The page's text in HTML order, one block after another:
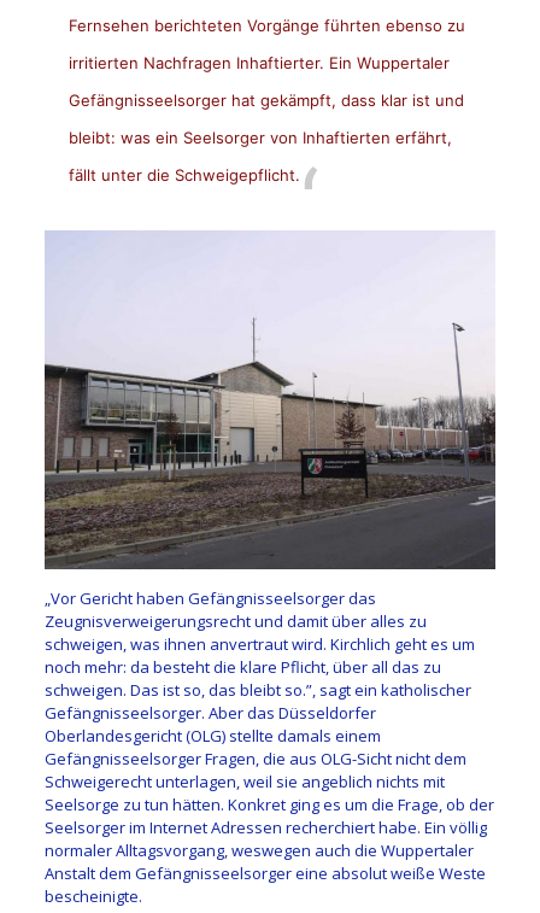
Fernsehen berichteten Vorgänge führten ebenso zu
irritierten Nachfragen Inhaftierter. Ein Wuppertaler
Gefängnisseelsorger hat gekämpft, dass klar ist und
bleibt: was ein Seelsorger von Inhaftierten erfährt,
fällt unter die Schweigepflicht.
„Vor Gericht haben Gefängnisseelsorger das
Zeugnisverweigerungsrecht und damit über alles zu
schweigen, was ihnen anvertraut wird. Kirchlich geht es um
noch mehr: da besteht die klare Pflicht, über all das zu
schweigen. Das ist so, das bleibt so.”, sagt ein katholischer
Gefängnisseelsorger. Aber das Düsseldorfer
Oberlandesgericht (OLG) stellte damals einem
Gefängnisseelsorger Fragen, die aus OLG-Sicht nicht dem
Schweigerecht unterlagen, weil sie angeblich nichts mit
Seelsorge zu tun hätten. Konkret ging es um die Frage, ob der
Seelsorger im Internet Adressen recherchiert habe. Ein völlig
normaler Alltagsvorgang, weswegen auch die Wuppertaler
Anstalt dem Gefängnisseelsorger eine absolut weiße Weste
bescheinigte.